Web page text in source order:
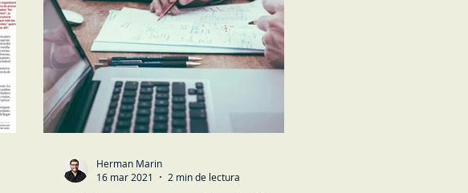
Herman Marin
16 mar 2021
2 min de lectura